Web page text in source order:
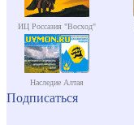
ИЦ Россазия "Восход"
Наследие Алтая
Подписаться